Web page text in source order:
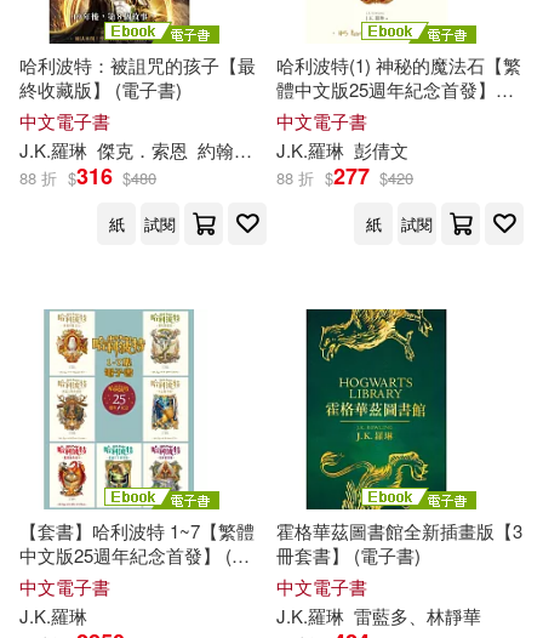
哈利波特：被詛咒的孩子【最
終收藏版】 (電子書)
中文電子書
J.K.羅琳 傑克．索恩 約翰．帝夫尼 林靜華
88 折 $316 $480
紙
試閱
哈利波特(1) 神秘的魔法石【繁
體中文版25週年紀念首發】
(電子書)
中文電子書
J.K.羅琳 彭倩文
88 折 $277 $420
紙
試閱
【套書】哈利波特 1~7【繁體
中文版25週年紀念首發】 (電
子書)
中文電子書
J.K.羅琳
霍格華茲圖書館全新插畫版【3
冊套書】 (電子書)
中文電子書
J.K.羅琳 雷藍多、林靜華